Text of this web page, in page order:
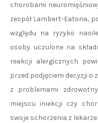
chorobami
zespół Lambert-Eatona,
względu na ryzyko
osoby uczulone na
reakcji alergicznych
przed podjęciem decyzji o
z problemami
miejscu iniekcji czy
swoje schorzenia z